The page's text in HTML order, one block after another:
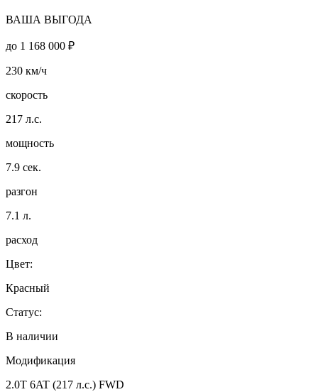
ВАША ВЫГОДА
до 1 168 000 ₽
230 км/ч
скорость
217 л.с.
мощность
7.9 сек.
разгон
7.1 л.
расход
Цвет:
Красный
Статус:
В наличии
Модификация
2.0T 6AT (217 л.с.) FWD